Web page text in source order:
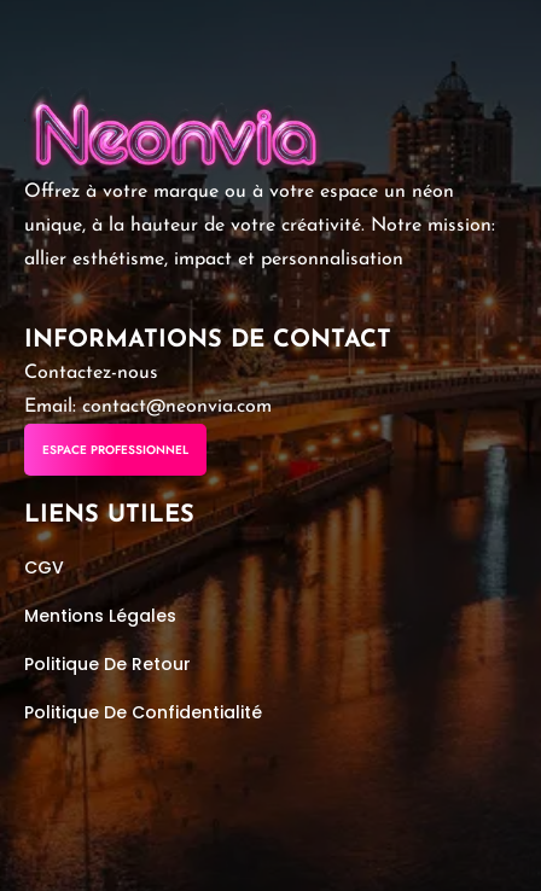
Offrez à votre marque ou à votre espace un néon
unique, à la hauteur de votre créativité. Notre mission:
allier esthétisme, impact et personnalisation
INFORMATIONS DE CONTACT
Contactez-nous
Email: contact@neonvia.com
ESPACE PROFESSIONNEL
LIENS UTILES
CGV
Mentions Légales
Politique De Retour
Politique De Confidentialité